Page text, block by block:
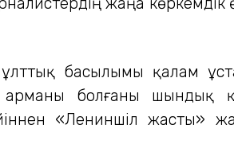
басылымы қалам
болғаны шындық
«Лениншіл жасты»